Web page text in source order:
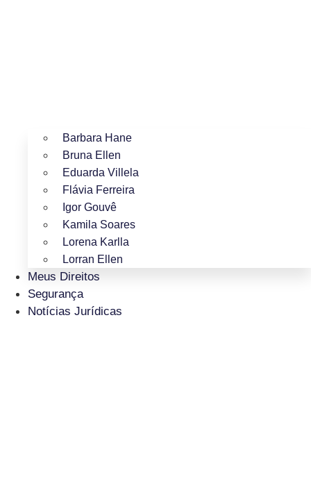
Barbara Hane
Bruna Ellen
Eduarda Villela
Flávia Ferreira
Igor Gouvê
Kamila Soares
Lorena Karlla
Lorran Ellen
Meus Direitos
Segurança
Notícias Jurídicas